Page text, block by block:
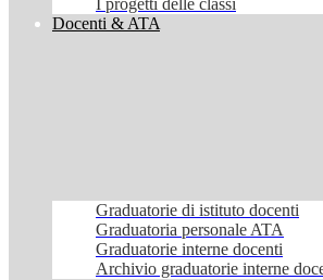
I progetti delle classi
Docenti & ATA
Graduatorie di istituto docenti
Graduatoria personale ATA
Graduatorie interne docenti
Archivio graduatorie interne